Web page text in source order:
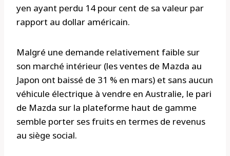
yen ayant perdu 14 pour cent de sa valeur par
rapport au dollar américain.
Malgré une demande relativement faible sur
son marché intérieur (les ventes de Mazda au
Japon ont baissé de 31 % en mars) et sans aucun
véhicule électrique à vendre en Australie, le pari
de Mazda sur la plateforme haut de gamme
semble porter ses fruits en termes de revenus
au siège social.